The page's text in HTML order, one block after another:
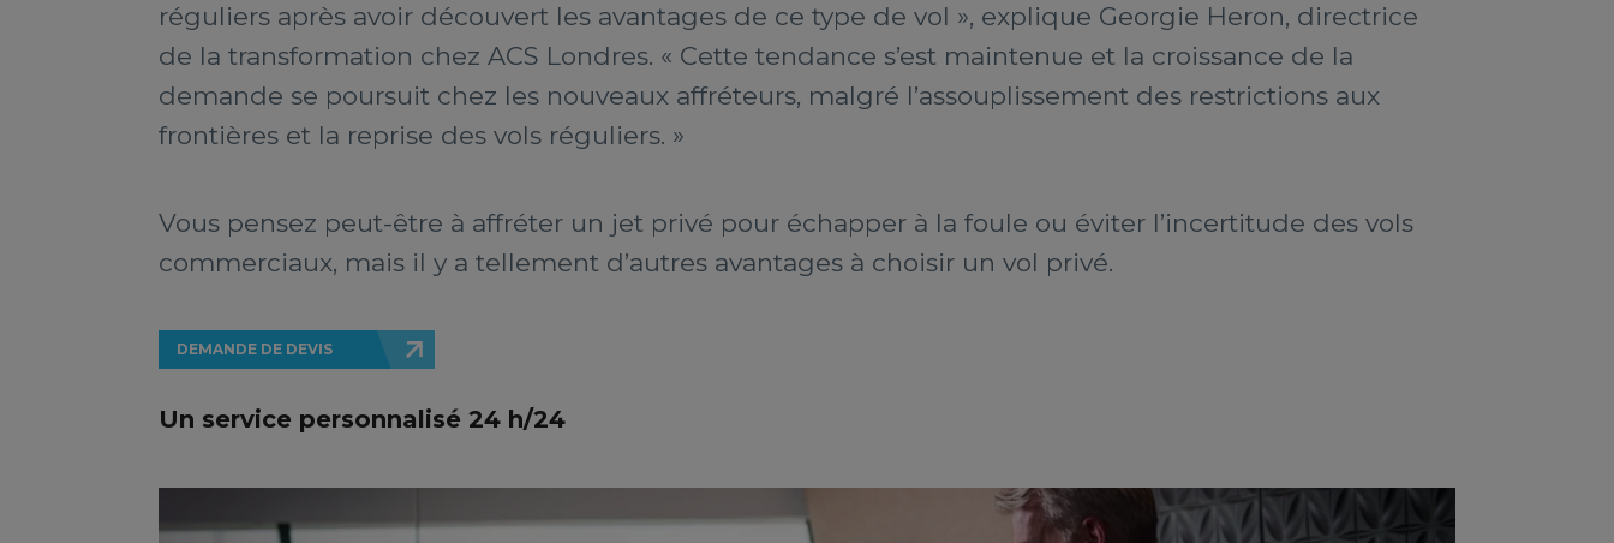
réguliers après avoir découvert les avantages de ce type de vol », explique Georgie Heron, directrice
de la transformation chez ACS Londres. « Cette tendance s’est maintenue et la croissance de la
demande se poursuit chez les nouveaux affréteurs, malgré l’assouplissement des restrictions aux
frontières et la reprise des vols réguliers. »
Vous pensez peut-être à affréter un jet privé pour échapper à la foule ou éviter l’incertitude des vols
commerciaux, mais il y a tellement d’autres avantages à choisir un vol privé.
DEMANDE DE DEVIS
Un service personnalisé 24 h/24